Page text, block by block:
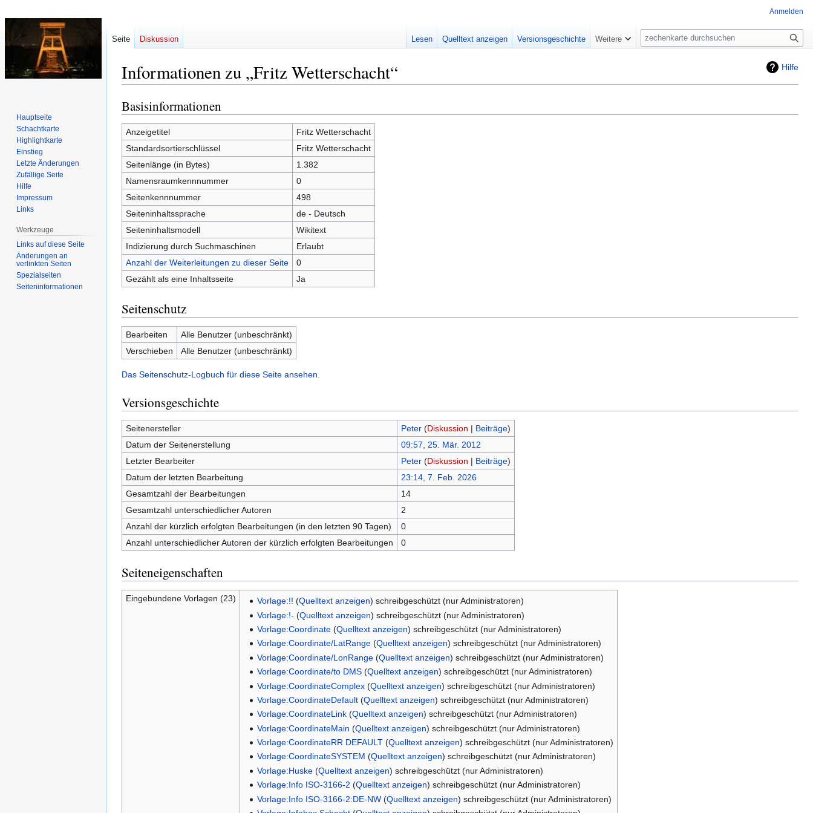
Hilfe
Informationen zu „Fritz Wetterschacht“
Zur
Navigation
springen
Zur
Suche
springen
Basisinformationen
Anzeigetitel
Fritz Wetterschacht
Standardsortierschlüssel
Fritz Wetterschacht
Seitenlänge (in Bytes)
1.382
Namensraumkennnummer
0
Seitenkennnummer
498
Seiteninhaltssprache
de - Deutsch
Seiteninhaltsmodell
Wikitext
Indizierung durch Suchmaschinen
Erlaubt
Anzahl der Weiterleitungen zu dieser Seite
0
Gezählt als eine Inhaltsseite
Ja
Seitenschutz
Bearbeiten
Alle Benutzer (unbeschränkt)
Verschieben
Alle Benutzer (unbeschränkt)
Das Seitenschutz-Logbuch für diese Seite ansehen.
Versionsgeschichte
Seitenersteller Peter (Diskussion | Beiträge)
Datum der Seitenerstellung
09:57, 25. Mär. 2012
Letzter Bearbeiter
Peter (Diskussion | Beiträge)
Datum der letzten Bearbeitung
23:14, 7. Feb. 2026
Gesamtzahl der Bearbeitungen
14
Gesamtzahl unterschiedlicher Autoren
2
Anzahl der kürzlich erfolgten Bearbeitungen (in den letzten 90 Tagen)
0
Anzahl unterschiedlicher Autoren der kürzlich erfolgten Bearbeitungen
0
Seiteneigenschaften
Eingebundene Vorlagen (23) Vorlage:!! (Quelltext anzeigen) schreibgeschützt (nur Administratoren)
Vorlage:!- (Quelltext anzeigen) schreibgeschützt (nur Administratoren)
Vorlage:Coordinate(Quelltext anzeigen) schreibgeschützt (nur Administratoren)
Vorlage:Coordinate/LatRange(Quelltext anzeigen) schreibgeschützt (nur Administratoren)
Vorlage:Coordinate/LonRange(Quelltext anzeigen) schreibgeschützt (nur Administratoren)
Vorlage:Coordinate/to DMS(Quelltext anzeigen) schreibgeschützt (nur Administratoren)
Vorlage:CoordinateComplex(Quelltext anzeigen) schreibgeschützt (nur Administratoren)
Vorlage:CoordinateDefault(Quelltext anzeigen) schreibgeschützt (nur Administratoren)
Vorlage:CoordinateLink(Quelltext anzeigen) schreibgeschützt (nur Administratoren)
Vorlage:CoordinateMain (Quelltext anzeigen) schreibgeschützt (nur Administratoren)
Vorlage:CoordinateRR DEFAULT(Quelltext anzeigen) schreibgeschützt (nur Administratoren)
Vorlage:CoordinateSYSTEM (Quelltext anzeigen) schreibgeschützt (nur Administratoren)
Vorlage:Huske(Quelltext anzeigen) schreibgeschützt (nur Administratoren)
Vorlage:Info ISO-3166-2 (Quelltext anzeigen) schreibgeschützt (nur Administratoren)
Vorlage:Info ISO-3166-2:DE-NW(Quelltext anzeigen) schreibgeschützt (nur Administratoren)
Anmelden
Seite Diskussion Lesen Quelltext anzeigen Versionsgeschichte Weitere
Suche
Hauptseite
Schachtkarte
Highlightkarte
Einstieg
Letzte Änderungen
Zufällige Seite
Hilfe
Impressum
Links
Werkzeuge
Links auf diese Seite
Änderungen an
verlinkten Seiten
Spezialseiten
Seiten­­informationen